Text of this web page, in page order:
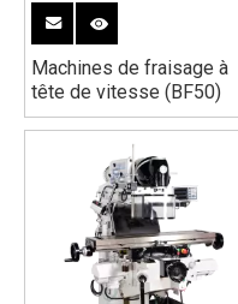
Machines de fraisage à
tête de vitesse (BF50)